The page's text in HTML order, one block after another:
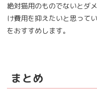
絶対猫用のものでないとダ
け費用を抑えたいと思って
をおすすめします。
まとめ